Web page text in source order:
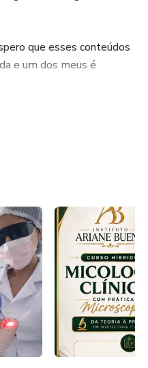
que esses conteúdos
e um dos meus é